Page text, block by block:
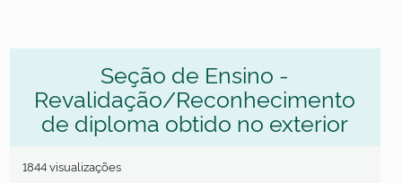
Seção de Ensino -
Revalidação/Reconhecimento
de diploma obtido no exterior
1844 visualizações